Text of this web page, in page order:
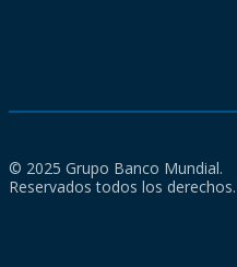
© 2025 Grupo Banco Mundial.
Reservados todos los derechos.